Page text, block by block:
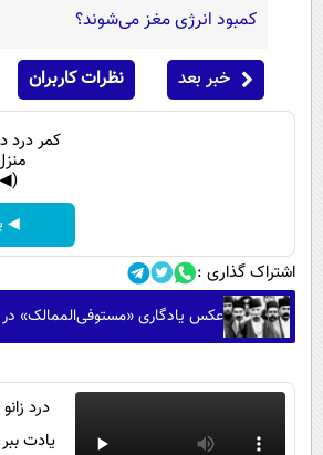
کمبود انرژی مغز می‌شوند؟
خبر بعد نظرات کاربران
کمر درد
◀
اشتراک گذاری :
عکس یادگاری «مستوفی‌الممالک» در
درد
یادت